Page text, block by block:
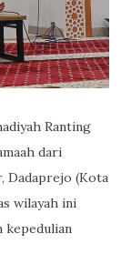
Ranting
dari
Dadaprejo (Kota
wilayah ini
kepedulian